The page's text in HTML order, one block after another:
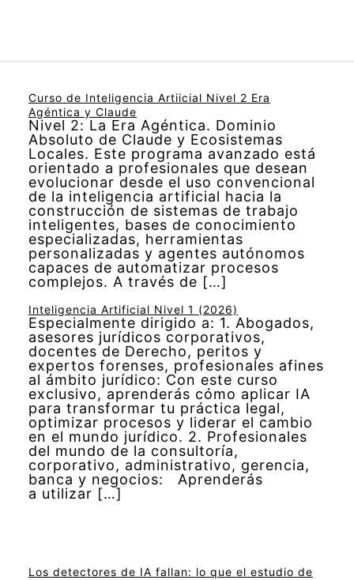
Curso de Inteligencia Artiicial Nivel 2 Era
Agéntica y Claude
Nivel 2: La Era Agéntica. Dominio
Absoluto de Claude y Ecosistemas
Locales. Este programa avanzado está
orientado a profesionales que desean
evolucionar desde el uso convencional
de la inteligencia artificial hacia la
construcción de sistemas de trabajo
inteligentes, bases de conocimiento
especializadas, herramientas
personalizadas y agentes autónomos
capaces de automatizar procesos
complejos. A través de […]
Inteligencia Artificial Nivel 1 (2026)
Especialmente dirigido a: 1. Abogados,
asesores jurídicos corporativos,
docentes de Derecho, peritos y
expertos forenses, profesionales afines
al ámbito jurídico: Con este curso
exclusivo, aprenderás cómo aplicar IA
para transformar tu práctica legal,
optimizar procesos y liderar el cambio
en el mundo jurídico. 2. Profesionales
del mundo de la consultoría,
corporativo, administrativo, gerencia,
banca y negocios: Aprenderás
a utilizar […]
Los detectores de IA fallan: lo que el estudio de